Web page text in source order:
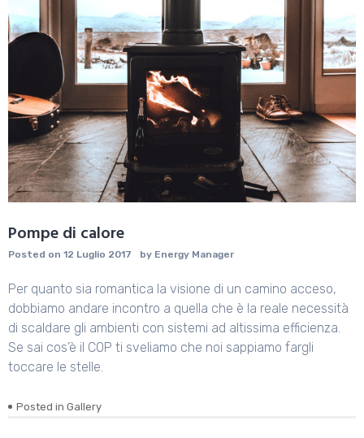
Pompe di calore
Posted on 12 Luglio 2017 by Energy Manager
Per quanto sia romantica la visione di un camino acceso,
dobbiamo andare incontro a quella che è la reale necessità
di scaldare gli ambienti con sistemi ad altissima efficienza.
Se sai cos’è il COP ti sveliamo che noi sappiamo fargli
toccare le stelle.
Posted in Gallery